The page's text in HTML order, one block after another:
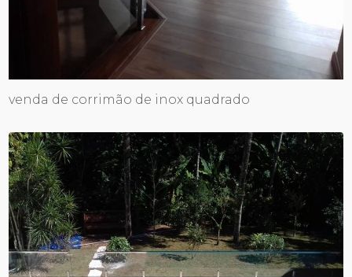
venda de corrimão de inox quadrado